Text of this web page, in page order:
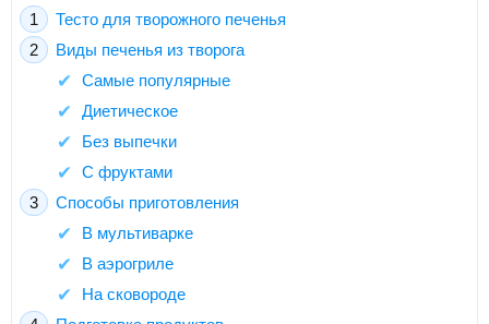
Тесто для творожного печенья
Виды печенья из творога
Самые популярные
Диетическое
Без выпечки
С фруктами
Способы приготовления
В мультиварке
В аэрогриле
На сковороде